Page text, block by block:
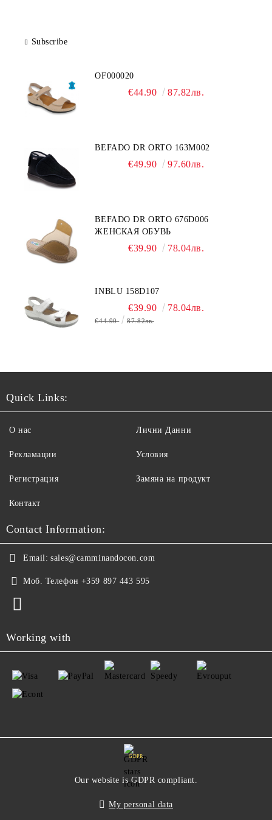
Subscribe
OF000020
€44.90 87.82лв.
BEFADO DR ORTO 163M002
€49.90 97.60лв.
BEFADO DR ORTO 676D006
ЖЕНСКАЯ ОБУВЬ
€39.90 78.04лв.
INBLU 158D107
€39.90 78.04лв.
€44.90 87.82лв.
Quick Links:
О нас
Рекламации
Регистрация
Контакт
Лични Данни
Условия
Замяна на продукт
Contact Information:
Email: sales@camminandocon.com
Моб. Телефон +359 897 443 595
Working with
GDPR
Our website is GDPR compliant.
My personal data